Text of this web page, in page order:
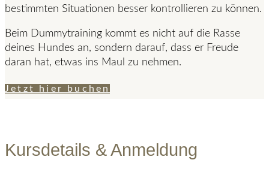
bestimmten Situationen besser kontrollieren zu können.
Beim Dummytraining kommt es nicht auf die Rasse
deines Hundes an, sondern darauf, dass er Freude
daran hat, etwas ins Maul zu nehmen.
Jetzt hier buchen
Kursdetails & Anmeldung